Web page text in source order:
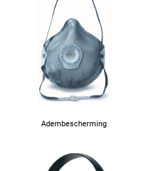
Adembescherming